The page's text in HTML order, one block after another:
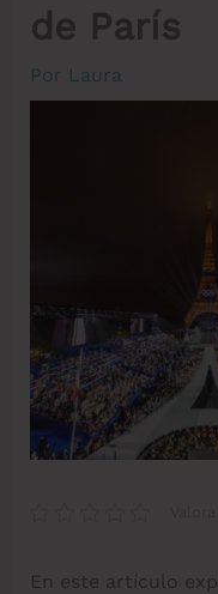
de París
Por Laura
En este artículo